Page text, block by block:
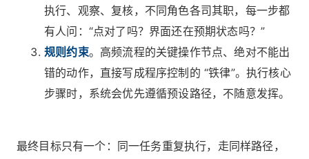
执行、观察、复核，不同角色各司其职，每一步都
有人问：“点对了吗？界面还在预期状态吗？”
规则约束。高频流程的关键操作节点、绝对不能出
错的动作，直接写成程序控制的 “铁律”。执行核心
步骤时，系统会优先遵循预设路径，不随意发挥。
最终目标只有一个：同一任务重复执行，走同样路径，